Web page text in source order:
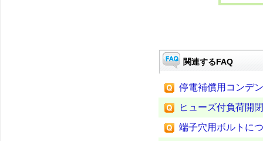
関連するFAQ
停電補償用コンデ
ヒューズ付負荷開
端子穴用ボルトに